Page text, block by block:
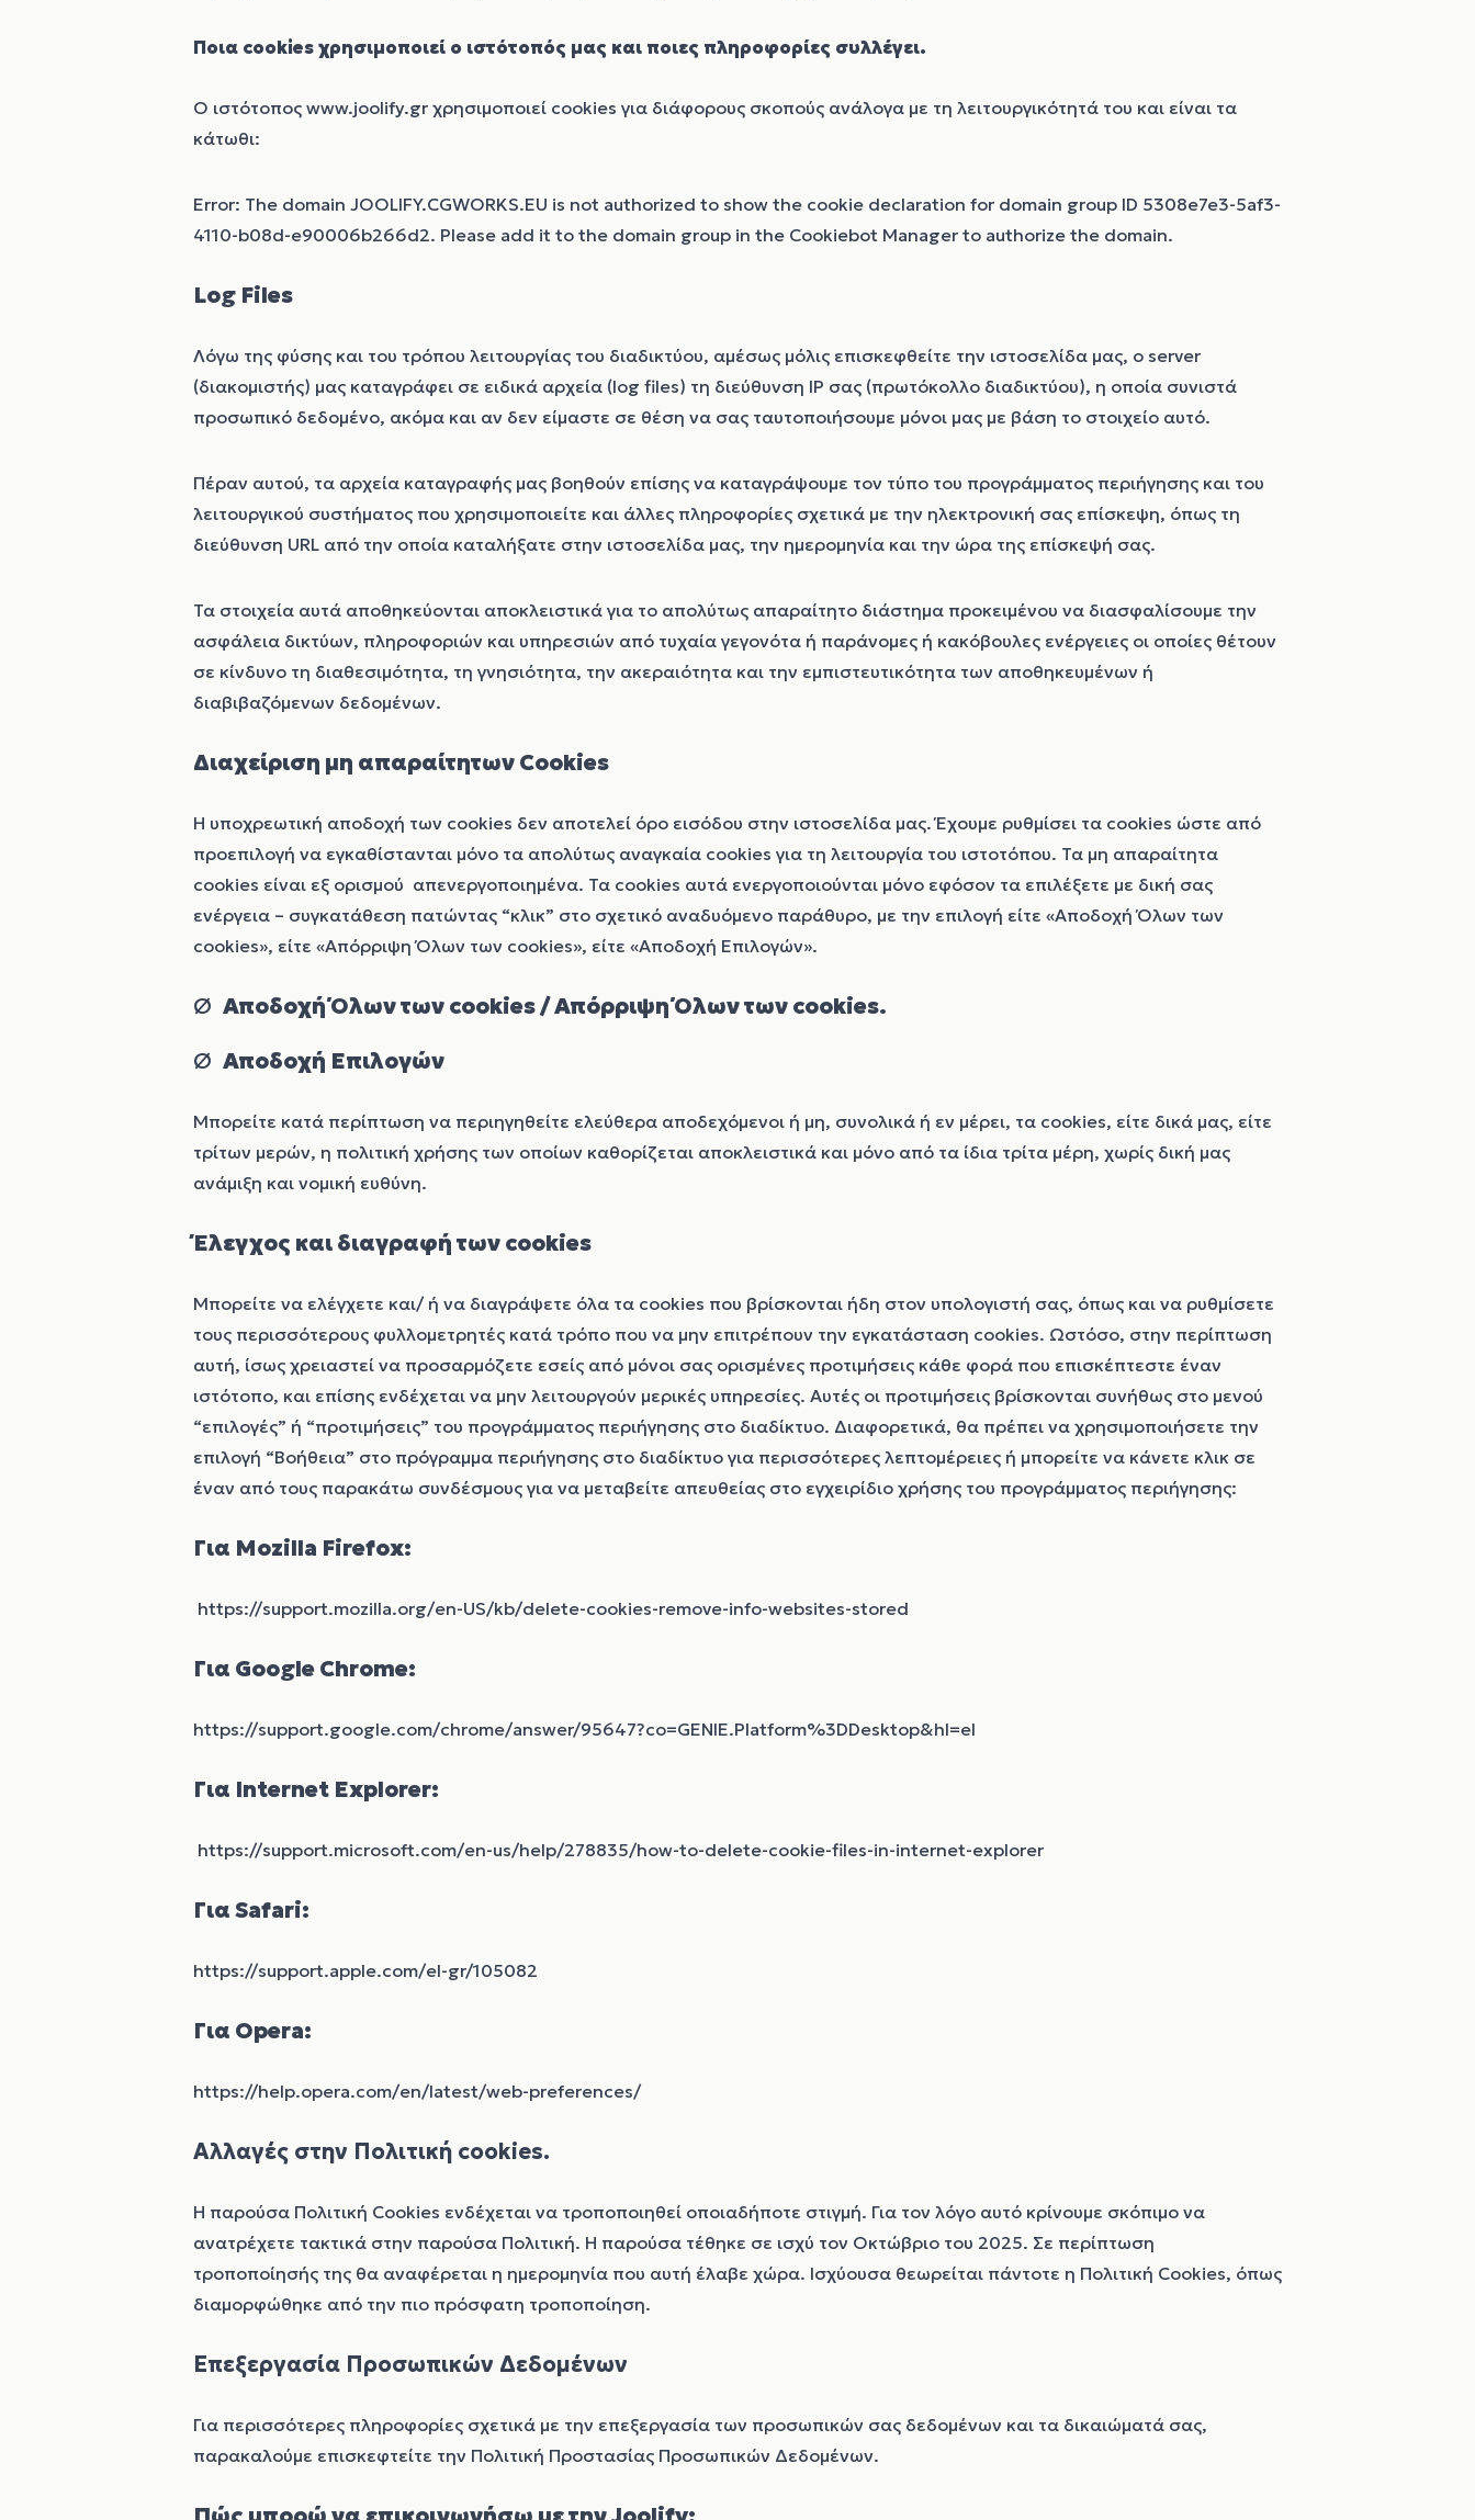
Ποια cookies χρησιμοποιεί ο ιστότοπός μας και ποιες πληροφορίες συλλέγει.
Ο ιστότοπος www.joolify.gr χρησιμοποιεί cookies για διάφορους σκοπούς ανάλογα με τη λειτουργικότητά του και είναι τα
κάτωθι:
Error: The domain JOOLIFY.CGWORKS.EU is not authorized to show the cookie declaration for domain group ID 5308e7e3-5af3-
4110-b08d-e90006b266d2. Please add it to the domain group in the Cookiebot Manager to authorize the domain.
Log Files
Λόγω της φύσης και του τρόπου λειτουργίας του διαδικτύου, αμέσως μόλις επισκεφθείτε την ιστοσελίδα μας, ο server
(διακομιστής) μας καταγράφει σε ειδικά αρχεία (log files) τη διεύθυνση IP σας (πρωτόκολλο διαδικτύου), η οποία συνιστά
προσωπικό δεδομένο, ακόμα και αν δεν είμαστε σε θέση να σας ταυτοποιήσουμε μόνοι μας με βάση το στοιχείο αυτό.
Πέραν αυτού, τα αρχεία καταγραφής μας βοηθούν επίσης να καταγράψουμε τον τύπο του προγράμματος περιήγησης και του
λειτουργικού συστήματος που χρησιμοποιείτε και άλλες πληροφορίες σχετικά με την ηλεκτρονική σας επίσκεψη, όπως τη
διεύθυνση URL από την οποία καταλήξατε στην ιστοσελίδα μας, την ημερομηνία και την ώρα της επίσκεψή σας.
Τα στοιχεία αυτά αποθηκεύονται αποκλειστικά για το απολύτως απαραίτητο διάστημα προκειμένου να διασφαλίσουμε την
ασφάλεια δικτύων, πληροφοριών και υπηρεσιών από τυχαία γεγονότα ή παράνομες ή κακόβουλες ενέργειες οι οποίες θέτουν
σε κίνδυνο τη διαθεσιμότητα, τη γνησιότητα, την ακεραιότητα και την εμπιστευτικότητα των αποθηκευμένων ή
διαβιβαζόμενων δεδομένων.
Διαχείριση μη απαραίτητων Cookies
Η υποχρεωτική αποδοχή των cookies δεν αποτελεί όρο εισόδου στην ιστοσελίδα μας. Έχουμε ρυθμίσει τα cookies ώστε από
προεπιλογή να εγκαθίστανται μόνο τα απολύτως αναγκαία cookies για τη λειτουργία του ιστοτόπου. Τα μη απαραίτητα
cookies είναι εξ ορισμού απενεργοποιημένα. Τα cookies αυτά ενεργοποιούνται μόνο εφόσον τα επιλέξετε με δική σας
ενέργεια – συγκατάθεση πατώντας “κλικ” στο σχετικό αναδυόμενο παράθυρο, με την επιλογή είτε «Αποδοχή Όλων των
cookies», είτε «Απόρριψη Όλων των cookies», είτε «Αποδοχή Επιλογών».
Ø Αποδοχή Όλων των cookies/Απόρριψη Όλων των cookies.
Ø Αποδοχή Επιλογών
Μπορείτε κατά περίπτωση να περιηγηθείτε ελεύθερα αποδεχόμενοι ή μη, συνολικά ή εν μέρει, τα cookies, είτε δικά μας, είτε
τρίτων μερών, η πολιτική χρήσης των οποίων καθορίζεται αποκλειστικά και μόνο από τα ίδια τρίτα μέρη, χωρίς δική μας
ανάμιξη και νομική ευθύνη.
Έλεγχος και διαγραφή των cookies
Μπορείτε να ελέγχετε και/ ή να διαγράψετε όλα τα cookies που βρίσκονται ήδη στον υπολογιστή σας, όπως και να ρυθμίσετε
τους περισσότερους φυλλομετρητές κατά τρόπο που να μην επιτρέπουν την εγκατάσταση cookies. Ωστόσο, στην περίπτωση
αυτή, ίσως χρειαστεί να προσαρμόζετε εσείς από μόνοι σας ορισμένες προτιμήσεις κάθε φορά που επισκέπτεστε έναν
ιστότοπο, και επίσης ενδέχεται να μην λειτουργούν μερικές υπηρεσίες. Αυτές οι προτιμήσεις βρίσκονται συνήθως στο μενού
“επιλογές” ή “προτιμήσεις” του προγράμματος περιήγησης στο διαδίκτυο. Διαφορετικά, θα πρέπει να χρησιμοποιήσετε την
επιλογή “Βοήθεια” στο πρόγραμμα περιήγησης στο διαδίκτυο για περισσότερες λεπτομέρειες ή μπορείτε να κάνετε κλικ σε
έναν από τους παρακάτω συνδέσμους για να μεταβείτε απευθείας στο εγχειρίδιο χρήσης του προγράμματος περιήγησης:
Για Mozilla Firefox:
https://support.mozilla.org/en-US/kb/delete-cookies-remove-info-websites-stored
Για Google Chrome:
https://support.google.com/chrome/answer/95647?co=GENIE.Platform%3DDesktop&hl=el
Για Internet Explorer:
https://support.microsoft.com/en-us/help/278835/how-to-delete-cookie-files-in-internet-explorer
Για Safari:
https://support.apple.com/el-gr/105082
Για Opera:
https://help.opera.com/en/latest/web-preferences/
Αλλαγές στην Πολιτική cookies.
Η παρούσα Πολιτική Cookies ενδέχεται να τροποποιηθεί οποιαδήποτε στιγμή. Για τον λόγο αυτό κρίνουμε σκόπιμο να
ανατρέχετε τακτικά στην παρούσα Πολιτική. Η παρούσα τέθηκε σε ισχύ τον Οκτώβριο του 2025. Σε περίπτωση
τροποποίησής της θα αναφέρεται η ημερομηνία που αυτή έλαβε χώρα. Ισχύουσα θεωρείται πάντοτε η Πολιτική Cookies, όπως
διαμορφώθηκε από την πιο πρόσφατη τροποποίηση.
Επεξεργασία Προσωπικών Δεδομένων
Για περισσότερες πληροφορίες σχετικά με την επεξεργασία των προσωπικών σας δεδομένων και τα δικαιώματά σας,
παρακαλούμε επισκεφτείτε την Πολιτική Προστασίας Προσωπικών Δεδομένων.